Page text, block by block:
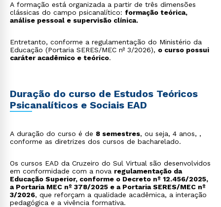
A formação está organizada a partir de três dimensões
clássicas do campo psicanalítico: formação teórica,
análise pessoal e supervisão clínica.
Entretanto, conforme a regulamentação do Ministério da
Educação (Portaria SERES/MEC nº 3/2026), o curso possui
caráter acadêmico e teórico.
Duração do curso de Estudos Teóricos
Psicanalíticos e Sociais EAD
A duração do curso é de 8 semestres, ou seja, 4 anos, ,
conforme as diretrizes dos cursos de bacharelado.
Os cursos EAD da Cruzeiro do Sul Virtual são desenvolvidos
em conformidade com a nova regulamentação da
Educação Superior, conforme o Decreto nº 12.456/2025,
a Portaria MEC nº 378/2025 e a Portaria SERES/MEC nº
3/2026, que reforçam a qualidade acadêmica, a interação
pedagógica e a vivência formativa.